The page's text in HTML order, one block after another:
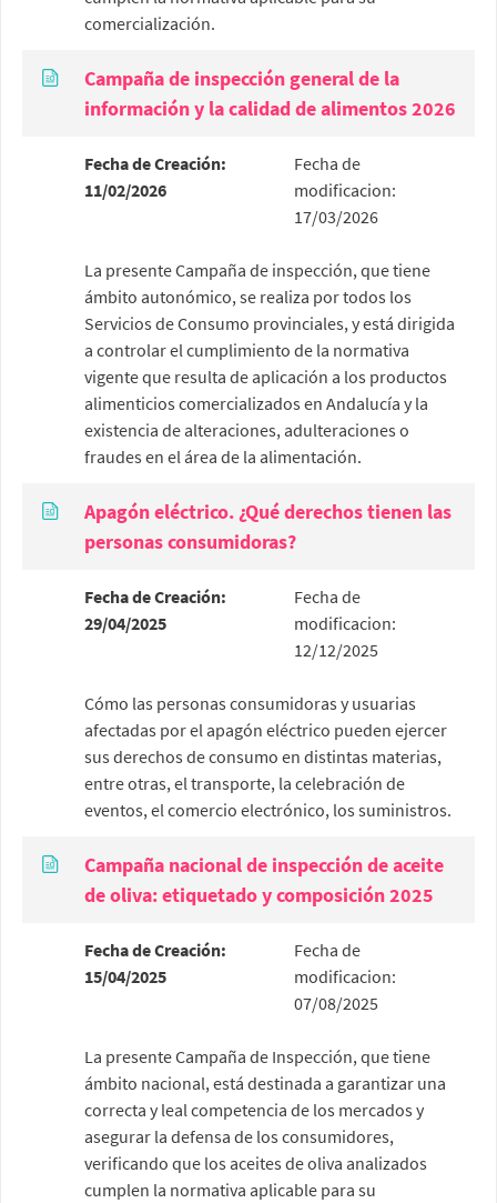
comercialización.
Campaña de inspección general de la
información y la calidad de alimentos 2026
Fecha de Creación:
11/02/2026
Fecha de
modificacion:
17/03/2026
La presente Campaña de inspección, que tiene
ámbito autonómico, se realiza por todos los
Servicios de Consumo provinciales, y está dirigida
a controlar el cumplimiento de la normativa
vigente que resulta de aplicación a los productos
alimenticios comercializados en Andalucía y la
existencia de alteraciones, adulteraciones o
fraudes en el área de la alimentación.
Apagón eléctrico. ¿Qué derechos tienen las
personas consumidoras?
Fecha de Creación:
29/04/2025
Fecha de
modificacion:
12/12/2025
Cómo las personas consumidoras y usuarias
afectadas por el apagón eléctrico pueden ejercer
sus derechos de consumo en distintas materias,
entre otras, el transporte, la celebración de
eventos, el comercio electrónico, los suministros.
Campaña nacional de inspección de aceite
de oliva: etiquetado y composición 2025
Fecha de Creación:
15/04/2025
Fecha de
modificacion:
07/08/2025
La presente Campaña de Inspección, que tiene
ámbito nacional, está destinada a garantizar una
correcta y leal competencia de los mercados y
asegurar la defensa de los consumidores,
verificando que los aceites de oliva analizados
cumplen la normativa aplicable para su